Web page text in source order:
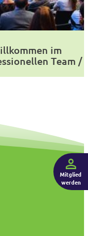
im
Team /
Mitglied
werden